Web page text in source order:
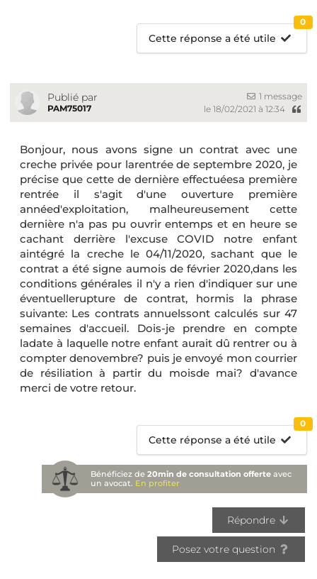
Cette réponse a été utile
0
Publié par
PAM75017
1 message
le 18/02/2021 à 12:34
Bonjour, nous avons signe un contrat avec une
creche privée pour larentrée de septembre 2020, je
précise que cette de dernière effectuéesa première
rentrée il s'agit d'une ouverture première
annéed'exploitation, malheureusement cette
dernière n'a pas pu ouvrir entemps et en heure se
cachant derrière l'excuse COVID notre enfant
aintégré la creche le 04/11/2020, sachant que le
contrat a été signe aumois de février 2020,dans les
conditions générales il n'y a rien d'indiquer sur une
éventuellerupture de contrat, hormis la phrase
suivante: Les contrats annuelssont calculés sur 47
semaines d'accueil. Dois-je prendre en compte
ladate à laquelle notre enfant aurait dû rentrer ou à
compter denovembre? puis je envoyé mon courrier
de résiliation à partir du moisde mai? d'avance
merci de votre retour.
Cette réponse a été utile
0
Bénéficiez de20min de consultation offerte avec
un avocat. En profiter
Répondre
Posez votre question